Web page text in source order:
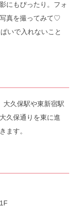
にもぴったり。フォ
写真を撮ってみて♡
いで入れないこと
大久保駅や東新宿駅
久保通りを東に進
ます。